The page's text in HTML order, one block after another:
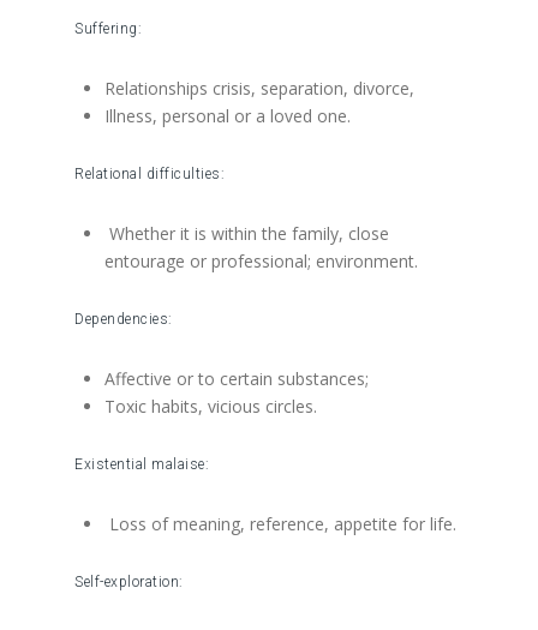
Suffering:
Relationships crisis, separation, divorce,
Illness, personal or a loved one.
Relational difficulties:
Whether it is within the family, close
entourage or professional; environment.
Dependencies:
Affective or to certain substances;
Toxic habits, vicious circles.
Existential malaise:
Loss of meaning, reference, appetite for life.
Self-exploration: